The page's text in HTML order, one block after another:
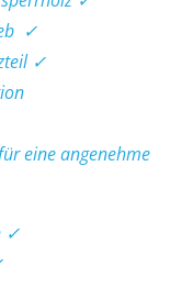
✓
✓
eine angenehme
✓